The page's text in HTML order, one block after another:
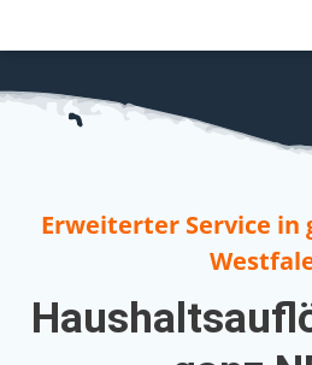
Erweiterter Service in